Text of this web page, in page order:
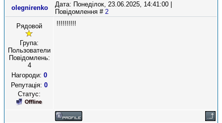
olegnirenko
Дата: Понеділок, 23.06.2025, 14:41:00 |
Повідомлення # 2
Рядовой
Група:
Пользователи
Повідомлень:
4
Нагороди: 0
Репутація: 0
Статус:
!!!!!!!!!!